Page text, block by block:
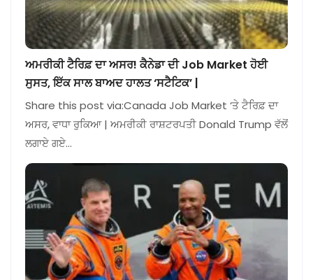
ਅਮਰੀਕੀ ਟੈਰਿਫ਼ ਦਾ ਅਸਰ! ਕੈਨੇਡਾ ਦੀ Job Market ਹੋਈ
ਸੁਸਤ, ਇੱਕ ਸਾਲ ਬਾਅਦ ਹਾਲਤ ‘ਸਟੈਟਿਕ’ |
Share this post via:Canada Job Market ‘ਤੇ ਟੈਰਿਫ਼ ਦਾ
ਅਸਰ, ਵਾਧਾ ਰੁਕਿਆ | ਅਮਰੀਕੀ ਰਾਸ਼ਟਰਪਤੀ Donald Trump ਵੱਲੋਂ
ਲਗਾਏ ਗਏ…